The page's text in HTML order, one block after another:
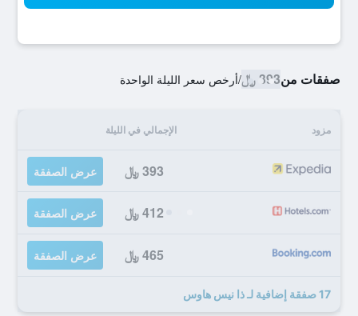
صفقات من393 ﷼ /أرخص سعر الليلة الواحدة
مزود الإجمالي في الليلة
393 ﷼ عرض الصفقة
412 ﷼ عرض الصفقة
465 ﷼ عرض الصفقة
17 صفقة إضافية لـ ذا نيس هاوس